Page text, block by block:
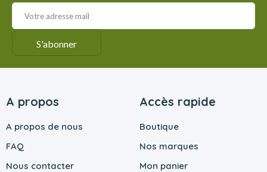
A propos
A propos de nous
FAQ
Nous contacter
Accès rapide
Boutique
Nos marques
Mon panier